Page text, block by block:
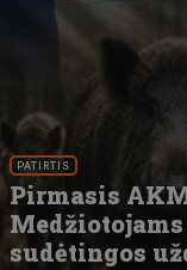
PATIRTIS
Pirmasis
sudėtingos